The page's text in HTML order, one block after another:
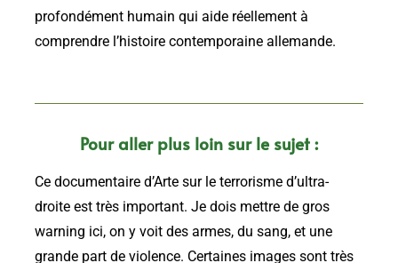
profondément humain qui aide réellement à
comprendre l’histoire contemporaine allemande.
Pour aller plus loin sur le sujet :
Ce documentaire d’Arte sur le terrorisme d’ultra-
droite est très important. Je dois mettre de gros
warning ici, on y voit des armes, du sang, et une
grande part de violence. Certaines images sont très